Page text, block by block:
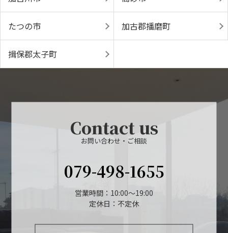
たつの市 加古郡播磨町
揖保郡太子町
Contact us
お問い合わせ・ご相談
079-498-1655
営業時間：10:00～19:00
定休日：不定休